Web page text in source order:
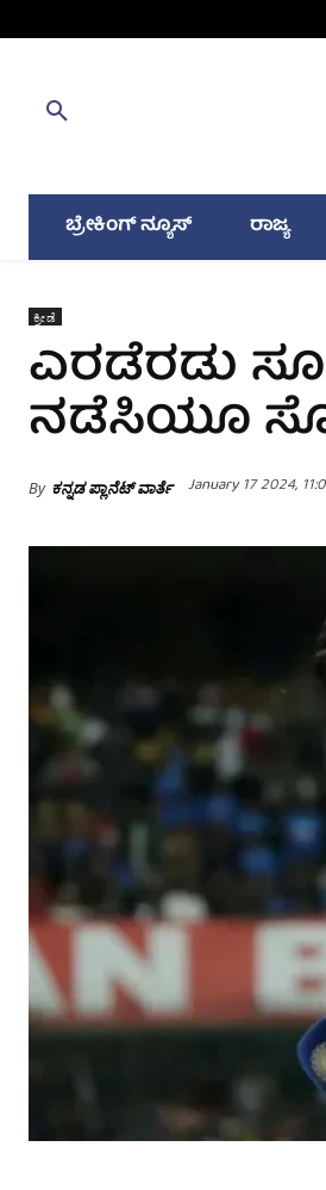
ಬ್ರೇಕಿಂಗ್ ನ್ಯೂಸ್ ರಾಜ್ಯ
ಕ್ರೀಡೆ
ಎರಡೆರಡು
ನಡೆಸಿಯೂ
By ಕನ್ನಡ ಪ್ಲಾನೆಟ್ ವಾರ್ತೆ January 17 2024,